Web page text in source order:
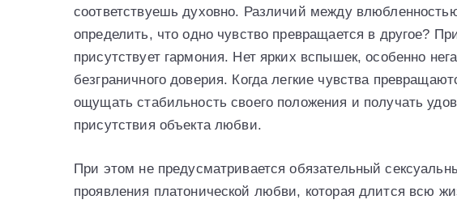
соответствуешь духовно. Различий между
определить, что одно чувство превращается в другое?
присутствует гармония. Нет ярких вспышек, особенно
безграничного доверия. Когда легкие чувства
ощущать стабильность своего положения и получать
присутствия объекта любви.
При этом не предусматривается обязательный
проявления платонической любви, которая длится всю